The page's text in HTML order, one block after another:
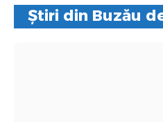
Știri din Buzău